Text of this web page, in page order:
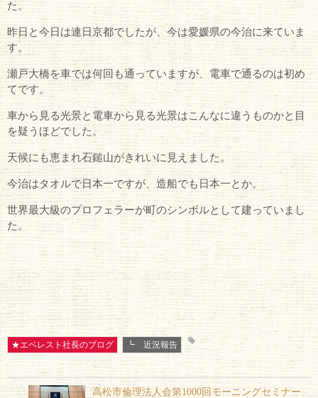
た。
昨日と今日は連日京都でしたが、今は愛媛県の今治に来ていま
す。
瀬戸大橋を車では何回も通っていますが、電車で通るのは初め
てです。
車から見る光景と電車から見る光景はこんなに違うものかと目
を疑うほどでした。
天候にも恵まれ石鎚山がきれいに見えました。
今治はタオルで日本一ですが、造船でも日本一とか。
世界最大級のプロフェラーが町のシンボルとして建っていまし
た。
★エベレスト社長のブログ ┗ 近況報告
高松市倫理法人会第1000回モーニングセミナー